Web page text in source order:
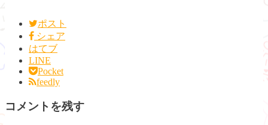
ポスト
シェア
はてブ
LINE
Pocket
feedly
コメントを残す